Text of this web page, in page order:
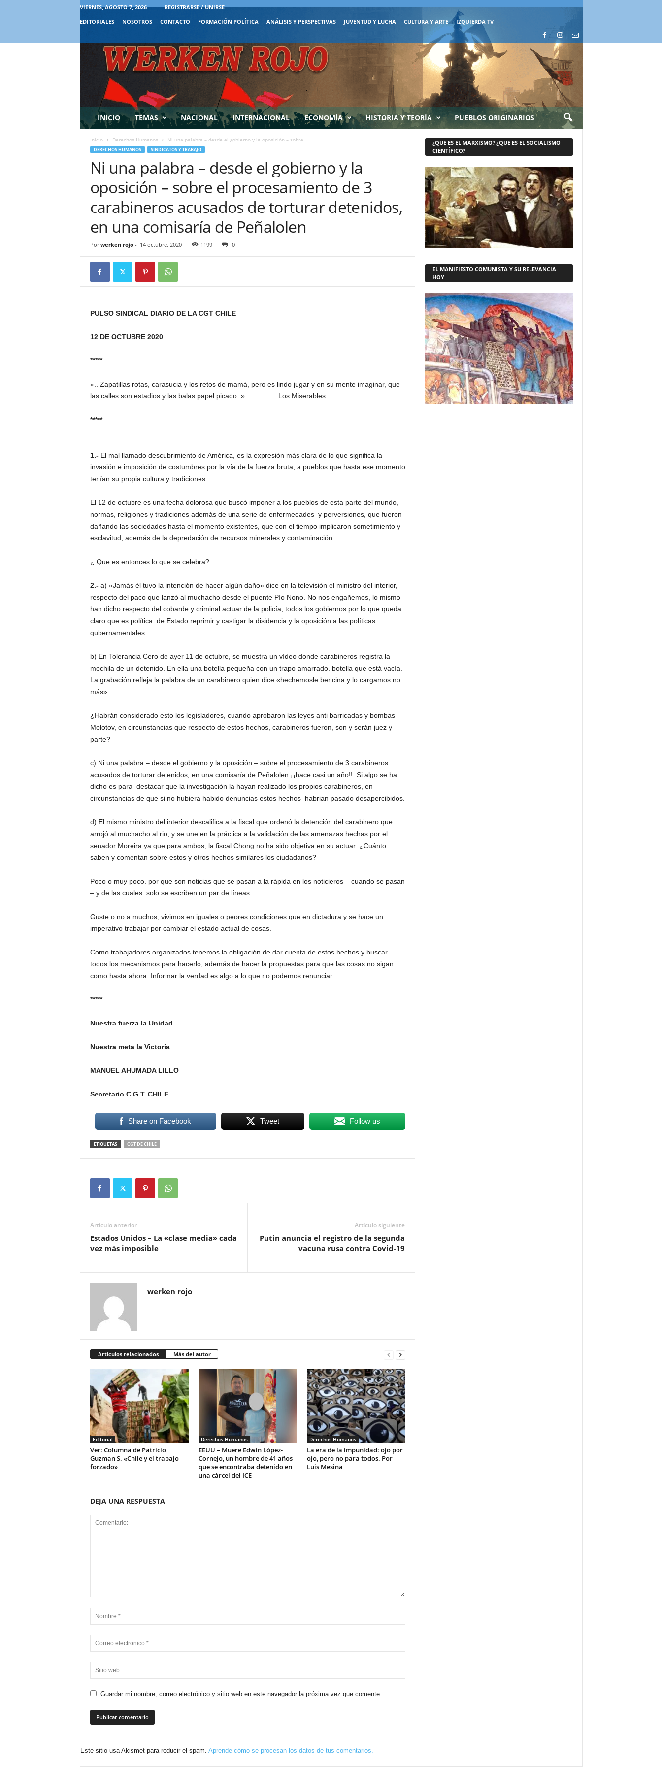
VIERNES, AGOSTO 7, 2026
REGISTRARSE / UNIRSE
EDITORIALES
NOSOTROS CONTACTO FORMACIÓN POLÍTICA ANÁLISIS Y PERSPECTIVAS JUVENTUD Y LUCHA CULTURA Y ARTE IZQUIERDA TV
INICIO TEMAS NACIONAL INTERNACIONAL ECONOMÍA HISTORIA Y TEORÍA PUEBLOS ORIGINARIOS
Inicio Derechos Humanos Ni una palabra – desde el gobierno y la oposición – sobre...
DERECHOS HUMANOS SINDICATOS Y TRABAJO
Ni una palabra – desde el gobierno y la
oposición – sobre el procesamiento de 3
carabineros acusados de torturar detenidos,
en una comisaría de Peñalolen
Por werken rojo- 14 octubre, 2020 1199 0
PULSO SINDICAL DIARIO DE LA CGT CHILE
12 DE OCTUBRE 2020
*****
«.. Zapatillas rotas, carasucia y los retos de mamá, pero es lindo jugar y en su mente imaginar, que
las calles son estadios y las balas papel picado..». Los Miserables
*****
1.-El mal llamado descubrimiento de América, es la expresión más clara de lo que significa la
invasión e imposición de costumbres por la vía de la fuerza bruta, a pueblos que hasta ese momento
tenían su propia cultura y tradiciones.
El 12 de octubre es una fecha dolorosa que buscó imponer a los pueblos de esta parte del mundo,
normas, religiones y tradiciones además de una serie de enfermedades y perversiones, que fueron
dañando las sociedades hasta el momento existentes, que con el tiempo implicaron sometimiento y
esclavitud, además de la depredación de recursos minerales y contaminación.
¿ Que es entonces lo que se celebra?
2.-a) «Jamás él tuvo la intención de hacer algún daño» dice en la televisión el ministro del interior,
respecto del paco que lanzó al muchacho desde el puente Pío Nono. No nos engañemos, lo mismo
han dicho respecto del cobarde y criminal actuar de la policía, todos los gobiernos por lo que queda
claro que es política de Estado reprimir y castigar la disidencia y la oposición a las políticas
gubernamentales.
b) En Tolerancia Cero de ayer 11 de octubre, se muestra un vídeo donde carabineros registra la
mochila de un detenido. En ella una botella pequeña con un trapo amarrado, botella que está vacía.
La grabación refleja la palabra de un carabinero quien dice «hechemosle bencina y lo cargamos no
más».
¿Habrán considerado esto los legisladores, cuando aprobaron las leyes anti barricadas y bombas
Molotov, en circunstancias que respecto de estos hechos, carabineros fueron, son y serán juez y
parte?
c) Ni una palabra – desde el gobierno y la oposición – sobre el procesamiento de 3 carabineros
acusados de torturar detenidos, en una comisaría de Peñalolen ¡¡hace casi un año!!. Si algo se ha
dicho es para destacar que la investigación la hayan realizado los propios carabineros, en
circunstancias de que si no hubiera habido denuncias estos hechos habrian pasado desapercibidos.
d) El mismo ministro del interior descalifica a la fiscal que ordenó la detención del carabinero que
arrojó al muchacho al rio, y se une en la práctica a la validación de las amenazas hechas por el
senador Moreira ya que para ambos, la fiscal Chong no ha sido objetiva en su actuar. ¿Cuánto
saben y comentan sobre estos y otros hechos similares los ciudadanos?
Poco o muy poco, por que son noticias que se pasan a la rápida en los noticieros – cuando se pasan
– y de las cuales solo se escriben un par de líneas.
Guste o no a muchos, vivimos en iguales o peores condiciones que en dictadura y se hace un
imperativo trabajar por cambiar el estado actual de cosas.
Como trabajadores organizados tenemos la obligación de dar cuenta de estos hechos y buscar
todos los mecanismos para hacerlo, además de hacer la propuestas para que las cosas no sigan
como hasta ahora. Informar la verdad es algo a lo que no podemos renunciar.
*****
Nuestra fuerza la Unidad
Nuestra meta la Victoria
MANUEL AHUMADA LILLO
Secretario C.G.T. CHILE
Share on Facebook Tweet Follow us
ETIQUETAS CGT DE CHILE
Artículo anterior
Estados Unidos – La «clase media» cada
vez más imposible
Artículo siguiente
Putin anuncia el registro de la segunda
vacuna rusa contra Covid-19
werken rojo
Artículos relacionados Más del autor
Editorial
Ver: Columna de Patricio
Guzman S. «Chile y el trabajo
forzado»
Derechos Humanos
EEUU – Muere Edwin López-
Cornejo, un hombre de 41 años
que se encontraba detenido en
una cárcel del ICE
Derechos Humanos
La era de la impunidad: ojo por
ojo, pero no para todos. Por
Luis Mesina
DEJA UNA RESPUESTA
Guardar mi nombre, correo electrónico y sitio web en este navegador la próxima vez que comente.
Este sitio usa Akismet para reducir el spam. Aprende cómo se procesan los datos de tus comentarios.
¿QUE ES EL MARXISMO? ¿QUE ES EL SOCIALISMO
CIENTÍFICO?
EL MANIFIESTO COMUNISTA Y SU RELEVANCIA
HOY